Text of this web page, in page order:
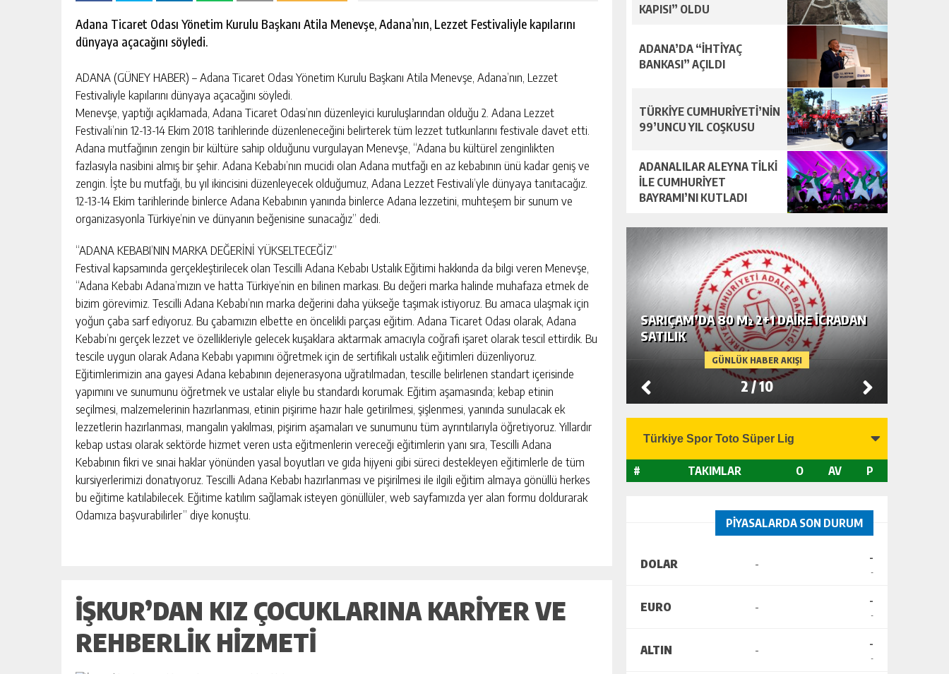
Adana Ticaret Odası Yönetim Kurulu Başkanı Atila Menevşe, Adana’nın, Lezzet Festivaliyle kapılarını
dünyaya açacağını söyledi.
ADANA (GÜNEY HABER) – Adana Ticaret Odası Yönetim Kurulu Başkanı Atila Menevşe, Adana’nın, Lezzet
Festivaliyle kapılarını dünyaya açacağını söyledi.
Menevşe, yaptığı açıklamada, Adana Ticaret Odası’nın düzenleyici kuruluşlarından olduğu 2. Adana Lezzet
Festivali’nin 12-13-14 Ekim 2018 tarihlerinde düzenleneceğini belirterek tüm lezzet tutkunlarını festivale davet etti.
Adana mutfağının zengin bir kültüre sahip olduğunu vurgulayan Menevşe, “Adana bu kültürel zenginlikten
fazlasıyla nasibini almış bir şehir. Adana Kebabı’nın mucidi olan Adana mutfağı en az kebabının ünü kadar geniş ve
zengin. İşte bu mutfağı, bu yıl ikincisini düzenleyecek olduğumuz, Adana Lezzet Festivali’yle dünyaya tanıtacağız.
12-13-14 Ekim tarihlerinde binlerce Adana Kebabının yanında binlerce Adana lezzetini, muhteşem bir sunum ve
organizasyonla Türkiye’nin ve dünyanın beğenisine sunacağız” dedi.
“ADANA KEBABI’NIN MARKA DEĞERİNİ YÜKSELTECEĞİZ”
Festival kapsamında gerçekleştirilecek olan Tescilli Adana Kebabı Ustalık Eğitimi hakkında da bilgi veren Menevşe,
“Adana Kebabı Adana’mızın ve hatta Türkiye’nin en bilinen markası. Bu değeri marka halinde muhafaza etmek de
bizim görevimiz. Tescilli Adana Kebabı’nın marka değerini daha yükseğe taşımak istiyoruz. Bu amaca ulaşmak için
yoğun çaba sarf ediyoruz. Bu çabamızın elbette en öncelikli parçası eğitim. Adana Ticaret Odası olarak, Adana
Kebabı’nı gerçek lezzet ve özellikleriyle gelecek kuşaklara aktarmak amacıyla coğrafi işaret olarak tescil ettirdik. Bu
tescile uygun olarak Adana Kebabı yapımını öğretmek için de sertifikalı ustalık eğitimleri düzenliyoruz.
Eğitimlerimizin ana gayesi Adana kebabının dejenerasyona uğratılmadan, tescille belirlenen standart içerisinde
yapımını ve sunumunu öğretmek ve ustalar eliyle bu standardı korumak. Eğitim aşamasında; kebap etinin
seçilmesi, malzemelerinin hazırlanması, etinin pişirime hazır hale getirilmesi, şişlenmesi, yanında sunulacak ek
lezzetlerin hazırlanması, mangalın yakılması, pişirim aşamaları ve sunumunu tüm ayrıntılarıyla öğretiyoruz. Yıllardır
kebap ustası olarak sektörde hizmet veren usta eğitmenlerin vereceği eğitimlerin yanı sıra, Tescilli Adana
Kebabının fikri ve sınai haklar yönünden yasal boyutları ve gıda hijyeni gibi süreci destekleyen eğitimlerle de tüm
kursiyerlerimizi donatıyoruz. Tescilli Adana Kebabı hazırlanması ve pişirilmesi ile ilgili eğitim almaya gönüllü herkes
bu eğitime katılabilecek. Eğitime katılım sağlamak isteyen gönüllüler, web sayfamızda yer alan formu doldurarak
Odamıza başvurabilirler” diye konuştu.
İŞKUR’DAN KIZ ÇOCUKLARINA KARIYER VE
REHBERLIK HIZMETI
KAPISI” OLDU
ADANA’DA “İHTİYAÇ
BANKASI” AÇILDI
TÜRKİYE CUMHURİYETİ’NİN
99’UNCU YIL COŞKUSU
ADANALILAR ALEYNA TİLKİ
İLE CUMHURİYET
BAYRAMI’NI KUTLADI
GÜNLÜK HABER AKIŞI
MERSİN ERDEMLİ ‘DE 639 M² ARSA
İCRADAN SATILIK
GÜNLÜK HABER AKIŞI
SARIÇAM’DA 87 M² 2+1 DAİRE İCRADAN
SATILIK
GÜNLÜK HABER AKIŞI
SARIÇAM’DA 80 M² 2+1 DAİRE İCRADAN
SATILIK
2/10
# TAKIMLAR O AV P
PİYASALARDA SON DURUM
DOLAR - -
-
EURO - -
-
ALTIN - -
-